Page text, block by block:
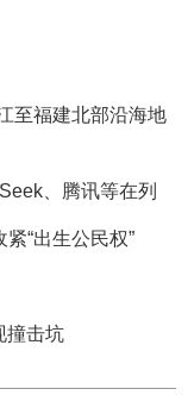
至福建北部沿海地
、腾讯等在列
“出生公民权”
撞击坑